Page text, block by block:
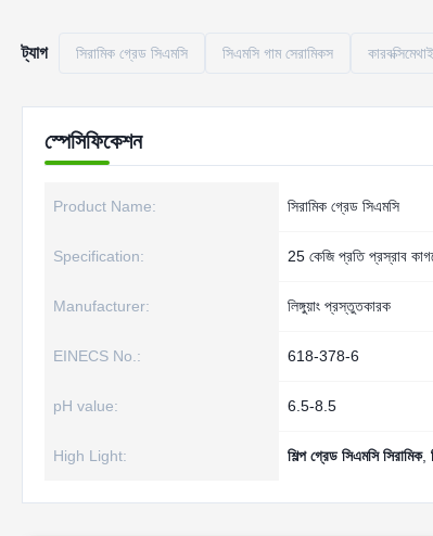
ট্যাগ সিরামিক গ্রেড সিএমসি সিএমসি গাম সেরামিকস
স্পেসিফিকেশন
Product Name: সিরামিক গ্রেড সিএমসি
Specification: 25 কেজি প্রতি প্রস্রাব
Manufacturer: লিঙ্গুয়াং প্রস্তুতকারক
EINECS No.: 618-378-6
pH value: 6.5-8.5
High Light: শিল্প গ্রেড সিএমসি সিরামিক,